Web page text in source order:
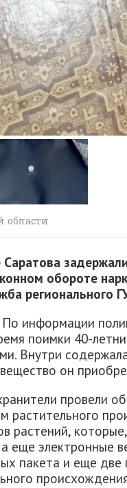
области
обороте
регионального
По информации
поимки 40-
Внутри
он
провели
растительного
растений,
еще электронные
пакета и еще